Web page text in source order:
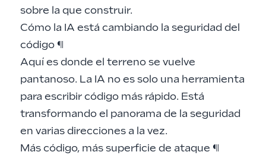
sobre la que construir.
Cómo la IA está cambiando la seguridad del
código ¶
Aquí es donde el terreno se vuelve
pantanoso. La IA no es solo una herramienta
para escribir código más rápido. Está
transformando el panorama de la seguridad
en varias direcciones a la vez.
Más código, más superficie de ataque ¶